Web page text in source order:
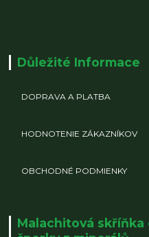
Důležité Informace
DOPRAVA A PLATBA
HODNOTENIE ZÁKAZNÍKOV
OBCHODNÉ PODMIENKY
Malachitová skříňka